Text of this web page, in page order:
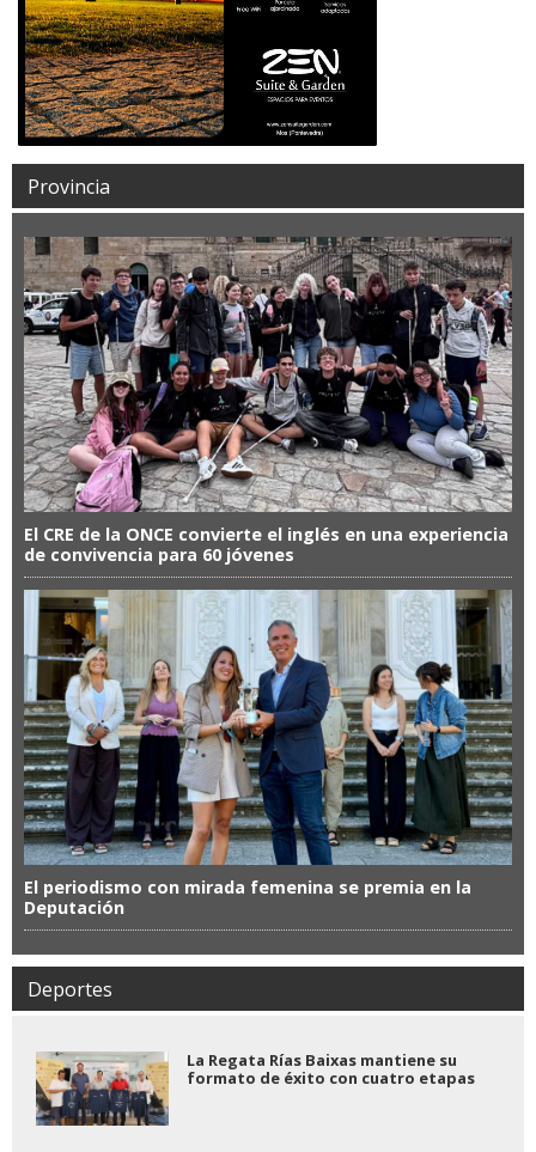
Provincia
El CRE de la ONCE convierte el inglés en una experiencia
de convivencia para 60 jóvenes
El periodismo con mirada femenina se premia en la
Deputación
Deportes
La Regata Rías Baixas mantiene su
formato de éxito con cuatro etapas